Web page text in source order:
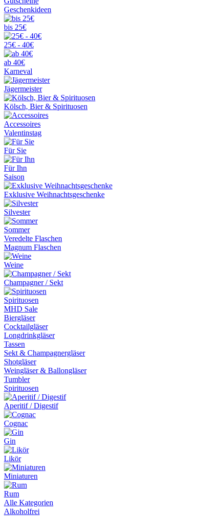
Geschenkideen
bis 25€
25€ - 40€
ab 40€
Karneval
Jägermeister
Kölsch, Bier & Spirituosen
Accessoires
Valentinstag
Für Sie
Für Ihn
Saison
Exklusive Weihnachtsgeschenke
Silvester
Sommer
Veredelte Flaschen
Magnum Flaschen
Weine
Champagner / Sekt
Spirituosen
MHD Sale
Biergläser
Cocktailgläser
Longdrinkgläser
Tassen
Sekt & Champagnergläser
Shotgläser
Weingläser & Ballongläser
Tumbler
Spirituosen
Aperitif / Digestif
Cognac
Gin
Likör
Miniaturen
Rum
Alle Kategorien
Alkoholfrei